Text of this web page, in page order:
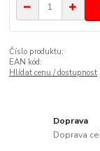
Číslo produktu:
EAN kód:
Hlídat cenu / dostupnost
Doprava
Doprava